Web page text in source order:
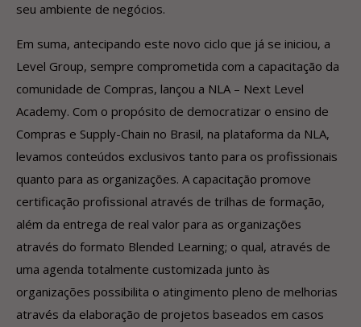
seu ambiente de negócios.
Em suma, antecipando este novo ciclo que já se iniciou, a
Level Group, sempre comprometida com a capacitação da
comunidade de Compras, lançou a NLA – Next Level
Academy. Com o propósito de democratizar o ensino de
Compras e Supply-Chain no Brasil, na plataforma da NLA,
levamos conteúdos exclusivos tanto para os profissionais
quanto para as organizações. A capacitação promove
certificação profissional através de trilhas de formação,
além da entrega de real valor para as organizações
através do formato Blended Learning; o qual, através de
uma agenda totalmente customizada junto às
organizações possibilita o atingimento pleno de melhorias
através da elaboração de projetos baseados em casos